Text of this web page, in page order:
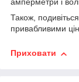
амперметри і
Також,
привабливими
Приховати